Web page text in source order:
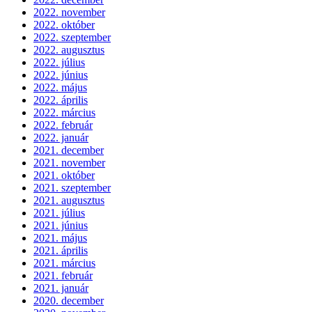
2022. november
2022. október
2022. szeptember
2022. augusztus
2022. július
2022. június
2022. május
2022. április
2022. március
2022. február
2022. január
2021. december
2021. november
2021. október
2021. szeptember
2021. augusztus
2021. július
2021. június
2021. május
2021. április
2021. március
2021. február
2021. január
2020. december